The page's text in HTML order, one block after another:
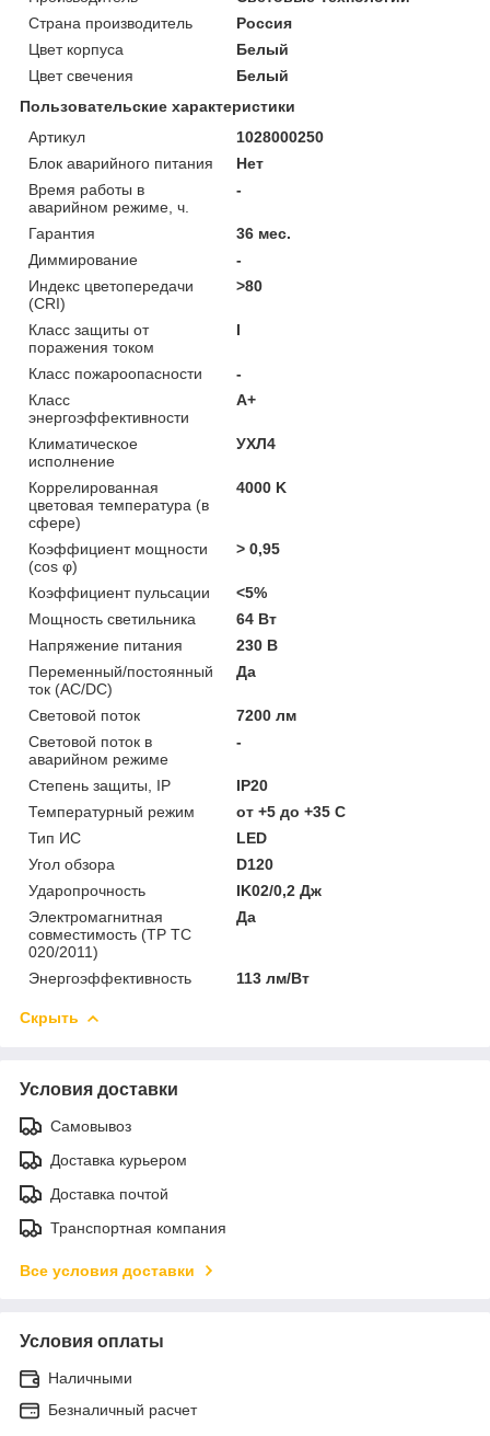
Страна производитель
Россия
Цвет корпуса
Белый
Цвет свечения
Белый
Пользовательские характеристики
Артикул
1028000250
Блок аварийного питания
Нет
Время работы в
аварийном режиме, ч.
-
Гарантия
36 мес.
Диммирование
-
Индекс цветопередачи
(CRI)
>80
Класс защиты от
поражения током
I
Класс пожароопасности
-
Класс
энергоэффективности
A+
Климатическое
исполнение
УХЛ4
Коррелированная
цветовая температура (в
сфере)
4000 K
Коэффициент мощности
(cos φ)
> 0,95
Коэффициент пульсации
<5%
Мощность светильника
64 Вт
Напряжение питания
230 В
Переменный/постоянный
ток (AC/DC)
Да
Световой поток
7200 лм
Световой поток в
аварийном режиме
-
Степень защиты, IP
IP20
Температурный режим
от +5 до +35 C
Тип ИС
LED
Угол обзора
D120
Ударопрочность
IK02/0,2 Дж
Электромагнитная
совместимость (ТР ТС
020/2011)
Да
Энергоэффективность 113 лм/Вт
Скрыть
Условия доставки
Самовывоз
Доставка курьером
Доставка почтой
Транспортная компания
Все условия доставки
Условия оплаты
Наличными
Безналичный расчет